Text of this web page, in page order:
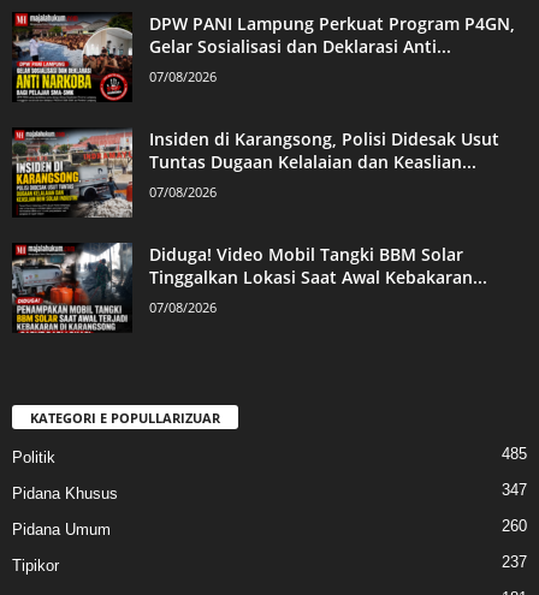
DPW PANI Lampung Perkuat Program P4GN,
Gelar Sosialisasi dan Deklarasi Anti...
07/08/2026
Insiden di Karangsong, Polisi Didesak Usut
Tuntas Dugaan Kelalaian dan Keaslian...
07/08/2026
Diduga! Video Mobil Tangki BBM Solar
Tinggalkan Lokasi Saat Awal Kebakaran...
07/08/2026
KATEGORI E POPULLARIZUAR
Politik 485
Pidana Khusus 347
Pidana Umum 260
Tipikor 237